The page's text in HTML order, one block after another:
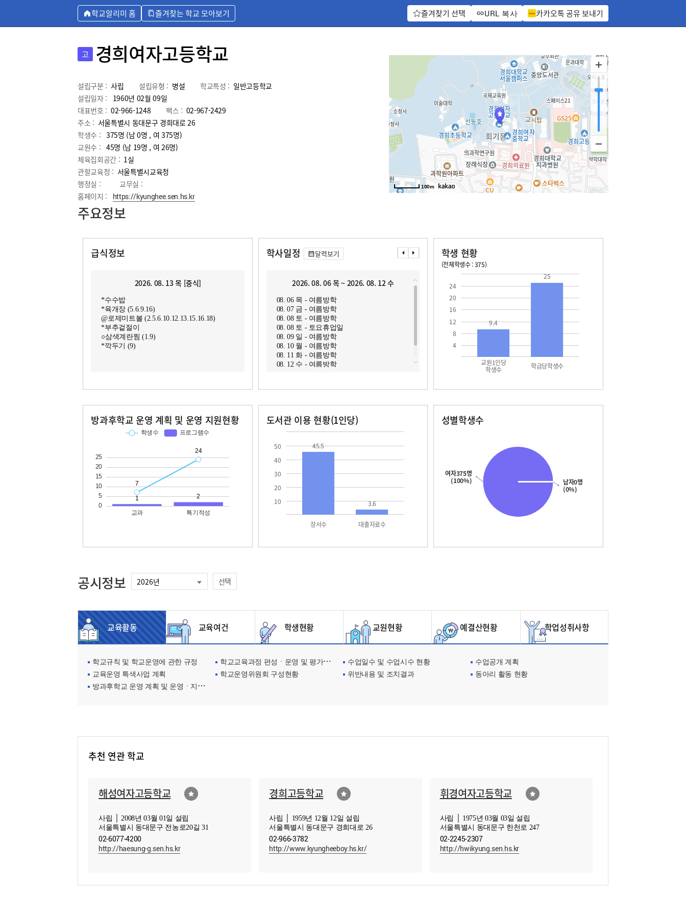
학교알리미 홈 즐겨찾는 학교 모아보기 즐겨찾기 선택 URL 복사 카카오톡 공유 보내기
고 경희여자고등학교
설립구분 : 사립 설립유형 : 병설 학교특성 : 일반고등학교
설립일자 :
1960년 02월 09일
대표번호 : 02-966-1248 팩스 : 02-967-2429
주소 : 서울특별시 동대문구 경희대로 26
학생수 : 375명 (남 0명 , 여 375명)
교원수 : 45명 (남 19명 , 여 26명)
체육집회공간 : 1실
관할교육청 : 서울특별시교육청
행정실 :
교무실 :
홈페이지 :
https://kyunghee.sen.hs.kr
100m
주요정보
급식정보
2026. 08. 13 목 [중식]
*수수밥
*육개장 (5.6.9.16)
@로제미트볼 (2.5.6.10.12.13.15.16.18)
*부추겉절이
○삼색계란찜 (1.9)
*깍두기 (9)
학사일정 달력보기
2026. 08. 06 목 ~ 2026. 08. 12 수
08. 06 목 - 여름방학
08. 07 금 - 여름방학
08. 08 토 - 여름방학
08. 08 토 - 토요휴업일
08. 09 일 - 여름방학
08. 10 월 - 여름방학
08. 11 화 - 여름방학
08. 12 수 - 여름방학
2026. 08. 13 목 ~ 2026. 08. 19 수
08. 13 목 - 개학식(정상수업)
08. 13 목 - 결핵검사
08. 14 금 - 2학기 학급회장선거
08. 14 금 - 학교폭력예방교육
08. 14 금 - 3학년 학부모 대상 입시 설명회
(18시)
08. 15 토 - 광복절
08. 17 월 - 대체공휴일
08. 18 화 - 상담주간(~9/4)
학생 현황
(전체학생수 : 375)
4
8
12
16
20
24
교원1인당
학생수 학급당학생수
9.4
25
방과후학교 운영 계획 및 운영 지원현황 도서관 이용 현황(1인당)
10
20
30
40
50
장서수 대출자료수
45.5
3.6
성별학생수
남자0명
(0%)
여자375명
(100%)
공시정보 선택
교육활동 교육여건 학생현황 교원현황 예결산현황 학업성취사항
학교규칙 및 학교운영에 관한 규정 학교교육과정 편성ㆍ운영 및 평가에 관한 사항 수업일수 및 수업시수 현황
수업공개 계획
교육운영 특색사업 계획
학교운영위원회 구성현황 위반내용 및 조치결과
동아리 활동 현황
방과후학교 운영 계획 및 운영ㆍ지원현황
추천 연관 학교
해성여자고등학교
사립 │ 2008년 03월 01일 설립
서울특별시 동대문구 전농로20길 31
02-6077-4200
http://haesung-g.sen.hs.kr
경희고등학교
사립 │ 1959년 12월 12일 설립
서울특별시 동대문구 경희대로 26
02-966-3782
http://www.kyungheeboy.hs.kr/
휘경여자고등학교
사립 │ 1975년 03월 03일 설립
서울특별시 동대문구 한천로 247
02-2245-2307
http://hwikyung.sen.hs.kr